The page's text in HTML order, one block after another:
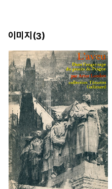
이미지(3)